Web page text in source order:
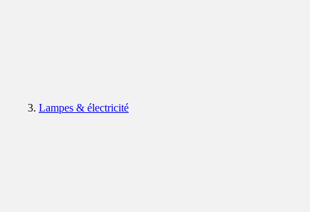
Lampes & électricité